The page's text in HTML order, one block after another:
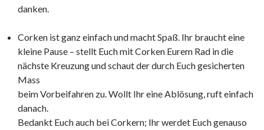
danken.
Corken ist ganz einfach und macht Spaß. Ihr braucht eine
kleine Pause – stellt Euch mit Corken Eurem Rad in die
nächste Kreuzung und schaut der durch Euch gesicherten
Mass
beim Vorbeifahren zu. Wollt Ihr eine Ablösung, ruft einfach
danach.
Bedankt Euch auch bei Corkern; Ihr werdet Euch genauso